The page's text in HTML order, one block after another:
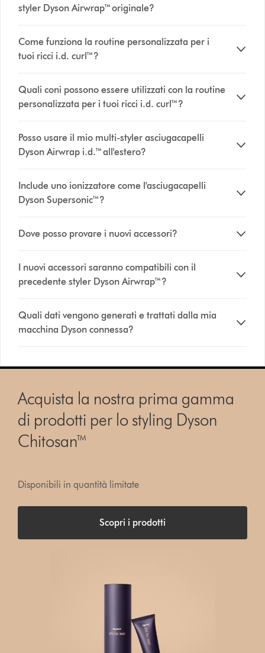
styler Dyson Airwrap™ originale?
Come funziona la routine personalizzata per i
tuoi ricci i.d. curl™?
Quali coni possono essere utilizzati con la routine
personalizzata per i tuoi ricci i.d. curl™?
Posso usare il mio multi-styler asciugacapelli
Dyson Airwrap i.d.™ all'estero?
Include uno ionizzatore come l'asciugacapelli
Dyson Supersonic™?
Dove posso provare i nuovi accessori?
I nuovi accessori saranno compatibili con il
precedente styler Dyson Airwrap™?
Quali dati vengono generati e trattati dalla mia
macchina Dyson connessa?
Acquista la nostra prima gamma
di prodotti per lo styling Dyson
Chitosan™
Disponibili in quantità limitate
Scopri i prodotti